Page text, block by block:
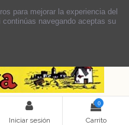
Iniciar sesión
0
Carrito
para mejorar la experiencia del
navegando aceptas su